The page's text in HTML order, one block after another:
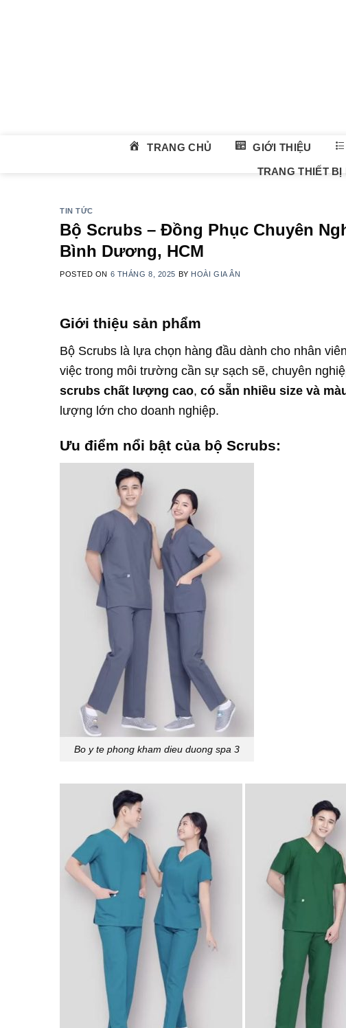
TRANG CHỦ GIỚI THIỆU
TRANG THIẾT
TIN TỨC
Bộ Scrubs – Đồng Phục Chuyên
Bình Dương, HCM
POSTED ON 6 THÁNG 8, 2025 BY HOÀI GIA ÂN
Giới thiệu sản phẩm
Bộ Scrubs là lựa chọn hàng đầu dành cho nhân
việc trong môi trường cần sự sạch sẽ, chuyên
scrubs chất lượng cao, có sẵn nhiều size và
lượng lớn cho doanh nghiệp.
Ưu điểm nổi bật của bộ Scrubs:
Bo y te phong kham dieu duong spa 3